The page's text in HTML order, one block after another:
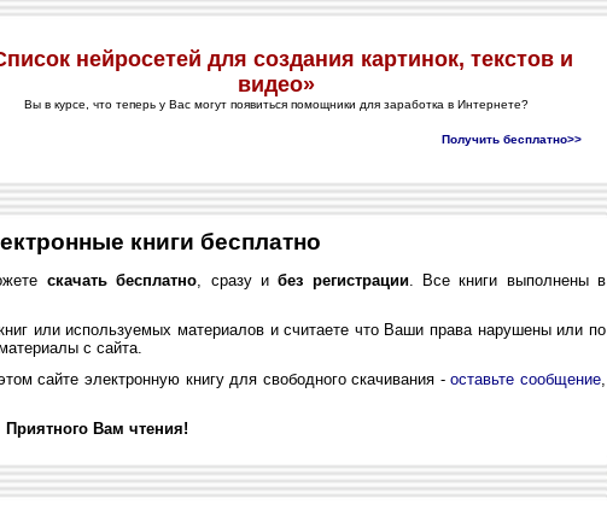
книги бесплатно
скачать бесплатно , сразу ибез регистрации. Все книги выполнены в
или используемых материалов и считаете что Ваши права нарушены или по
с сайта.
сайте электронную книгу для свободного скачивания -оставьте сообщение
Приятного Вам чтения!